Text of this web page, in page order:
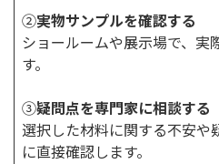
②実物サンプルを確認する
ショールームや展示場で、実
す。
③疑問点を専門家に相談する
選択した材料に関する不安や
に直接確認します。